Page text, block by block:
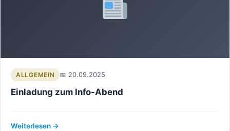
ALLGEMEIN 20.09.2025
Einladung zum Info-Abend
Weiterlesen